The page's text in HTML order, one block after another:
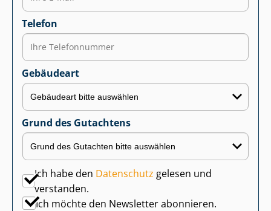
Telefon
Gebäudeart
Grund des Gutachtens
Ich habe den Datenschutz gelesen und
verstanden.
Ich möchte den Newsletter abonnieren.